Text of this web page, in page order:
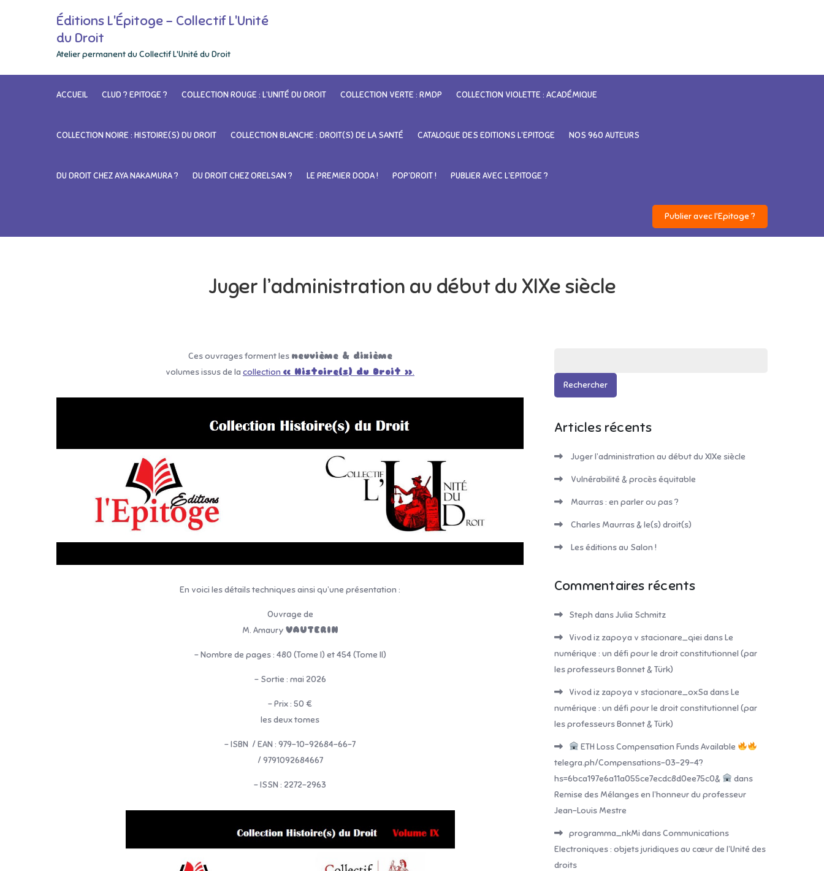
Éditions L'Épitoge – Collectif L'Unité
du Droit
Atelier permanent du Collectif L'Unité du Droit
ACCUEIL CLUD ? EPITOGE ? COLLECTION ROUGE : L’UNITÉ DU DROIT COLLECTION VERTE : RMDP COLLECTION VIOLETTE : ACADÉMIQUE
COLLECTION NOIRE : HISTOIRE(S) DU DROIT COLLECTION BLANCHE : DROIT(S) DE LA SANTÉ CATALOGUE DES EDITIONS L’EPITOGE NOS 960 AUTEURS
DU DROIT CHEZ AYA NAKAMURA ? DU DROIT CHEZ ORELSAN ? LE PREMIER DODA ! POP’DROIT ! PUBLIER AVEC L’EPITOGE ?
Publier avec l'Epitoge ?
Juger l’administration au début du XIXe siècle
Ces ouvrages forment les neuvième & dixième
volumes issus de la collection « Histoire(s) du Droit ».
En voici les détails techniques ainsi qu’une présentation :
Ouvrage de
M. Amaury VAUTERIN
– Nombre de pages : 480 (Tome I) et 454 (Tome II)
– Sortie : mai 2026
– Prix : 50 €
les deux tomes
– ISBN / EAN : 979-10-92684-66-7
/ 9791092684667
– ISSN : 2272-2963
Articles récents
Juger l’administration au début du XIXe siècle
Vulnérabilité & procès équitable
Maurras : en parler ou pas ?
Charles Maurras & le(s) droit(s)
Les éditions au Salon !
Commentaires récents
Steph dansJulia Schmitz
Vivod iz zapoya v stacionare_qiei dansLe
numérique : un défi pour le droit constitutionnel (par
les professeurs Bonnet & Türk)
Vivod iz zapoya v stacionare_oxSa dansLe
numérique : un défi pour le droit constitutionnel (par
les professeurs Bonnet & Türk)
ETH Loss Compensation Funds Available
telegra.ph/Compensations-03-29-4?
hs=6bca197e6a11a055ce7ecdc8d0ee75c0&
dans
Remise des Mélanges en l’honneur du professeur
Jean-Louis Mestre
programma_nkMi dansCommunications
Electroniques : objets juridiques au cœur de l’Unité des
droits